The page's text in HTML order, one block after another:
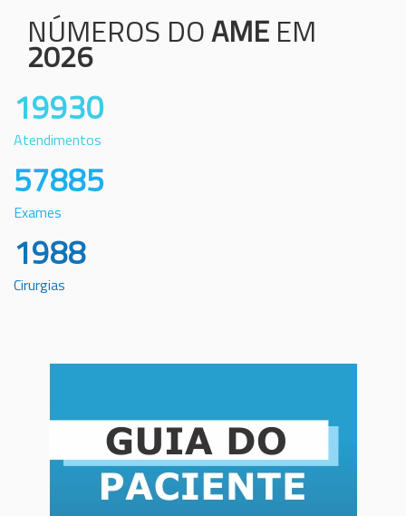
NÚMEROS DOAME EM
2026
19930
Atendimentos
57885
Exames
1988
Cirurgias